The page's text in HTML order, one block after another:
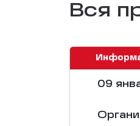
Вся
09